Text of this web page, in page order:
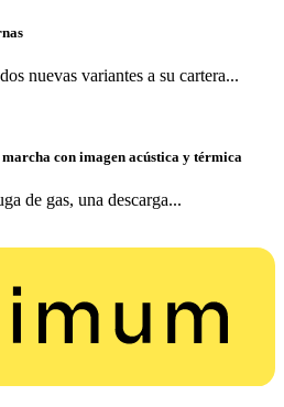
nuevas variantes a su cartera...
con imagen acústica y térmica
de gas, una descarga...